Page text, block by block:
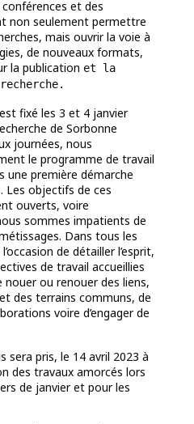
et des
non seulement permettre
mais ouvrir la voie à
de nouveaux formats,
la publication et la
fixé les 3 et 4 janvier
de Sorbonne
journées, nous
le programme de travail
une première démarche
Les objectifs de ces
ouverts, voire
sommes impatients de
Dans tous les
de détailler l’esprit,
de travail accueillies
nouer ou renouer des liens,
des terrains communs, de
voire d’engager de
sera pris, le 14 avril 2023 à
des travaux amorcés lors
de janvier et pour les